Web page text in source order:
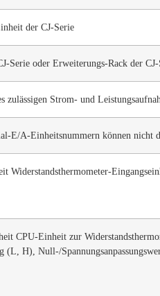
der CJ-Serie
Serie oder Erweiterungs-Rack der
zulässigen Strom- und
E/A-Einheitsnummern können nicht
Widerstandsthermometer-
CPU-Einheit zur
(L, H), Null-/